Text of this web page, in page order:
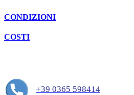
CONDIZIONI
COSTI
+39 0365 598414